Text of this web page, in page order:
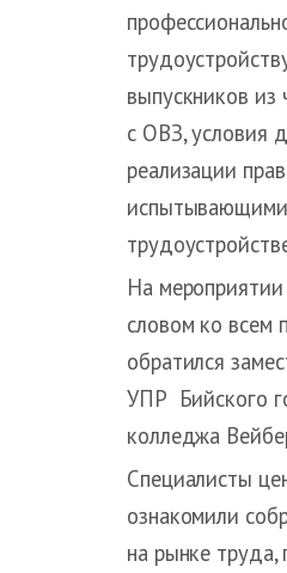
выпускников из
с ОВЗ, условия
реализации
На
словом ко всем
обратился
УПР Бийского
колледжа
Специалисты
ознакомили
на рынке труда,